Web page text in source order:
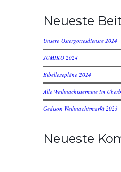
Neueste
Unsere Ostergottesdienste 2024
JUMIKO 2024
Bibellesepläne 2024
Alle Weihnachtstermine im
Gedison Weihnachtsmarkt 2023
Neueste